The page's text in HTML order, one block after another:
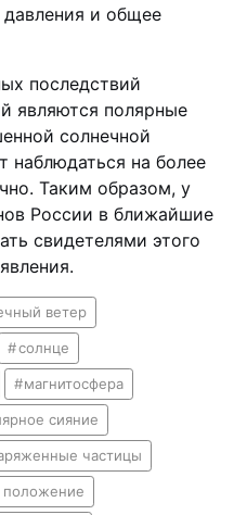
и общее
последствий
являются полярные
солнечной
наблюдаться на более
Таким образом, у
России в ближайшие
свидетелями этого
ветер
солнце
магнитосфера
сияние
частицы
положение